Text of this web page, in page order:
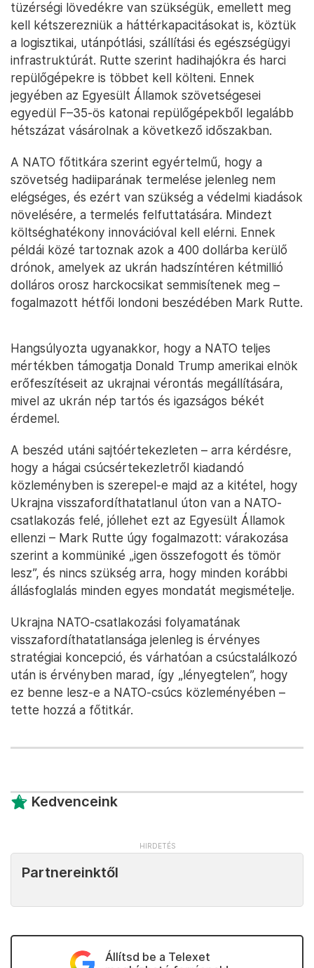
tüzérségi lövedékre van szükségük, emellett meg
kell kétszerezniük a háttérkapacitásokat is, köztük
a logisztikai, utánpótlási, szállítási és egészségügyi
infrastruktúrát. Rutte szerint hadihajókra és harci
repülőgépekre is többet kell költeni. Ennek
jegyében az Egyesült Államok szövetségesei
egyedül F–35-ös katonai repülőgépekből legalább
hétszázat vásárolnak a következő időszakban.
A NATO főtitkára szerint egyértelmű, hogy a
szövetség hadiiparának termelése jelenleg nem
elégséges, és ezért van szükség a védelmi kiadások
növelésére, a termelés felfuttatására. Mindezt
költséghatékony innovációval kell elérni. Ennek
példái közé tartoznak azok a 400 dollárba kerülő
drónok, amelyek az ukrán hadszíntéren kétmillió
dolláros orosz harckocsikat semmisítenek meg –
fogalmazott hétfői londoni beszédében Mark Rutte.
Hangsúlyozta ugyanakkor, hogy a NATO teljes
mértékben támogatja Donald Trump amerikai elnök
erőfeszítéseit az ukrajnai vérontás megállítására,
mivel az ukrán nép tartós és igazságos békét
érdemel.
A beszéd utáni sajtóértekezleten – arra kérdésre,
hogy a hágai csúcsértekezletről kiadandó
közleményben is szerepel-e majd az a kitétel, hogy
Ukrajna visszafordíthatatlanul úton van a NATO-
csatlakozás felé, jóllehet ezt az Egyesült Államok
ellenzi – Mark Rutte úgy fogalmazott: várakozása
szerint a kommüniké „igen összefogott és tömör
lesz”, és nincs szükség arra, hogy minden korábbi
állásfoglalás minden egyes mondatát megismételje.
Ukrajna NATO-csatlakozási folyamatának
visszafordíthatatlansága jelenleg is érvényes
stratégiai koncepció, és várhatóan a csúcstalálkozó
után is érvényben marad, így „lényegtelen”, hogy
ez benne lesz-e a NATO-csúcs közleményében –
tette hozzá a főtitkár.
Kedvenceink
Partnereinktől
Állítsd be a Telexet